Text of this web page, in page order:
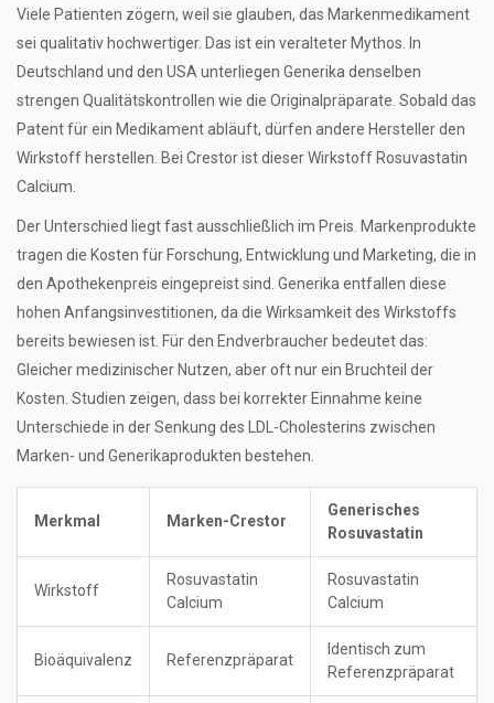
Viele Patienten zögern, weil sie glauben, das Markenmedikament
sei qualitativ hochwertiger. Das ist ein veralteter Mythos. In
Deutschland und den USA unterliegen Generika denselben
strengen Qualitätskontrollen wie die Originalpräparate. Sobald das
Patent für ein Medikament abläuft, dürfen andere Hersteller den
Wirkstoff herstellen. Bei Crestor ist dieser Wirkstoff Rosuvastatin
Calcium.
Der Unterschied liegt fast ausschließlich im Preis. Markenprodukte
tragen die Kosten für Forschung, Entwicklung und Marketing, die in
den Apothekenpreis eingepreist sind. Generika entfallen diese
hohen Anfangsinvestitionen, da die Wirksamkeit des Wirkstoffs
bereits bewiesen ist. Für den Endverbraucher bedeutet das:
Gleicher medizinischer Nutzen, aber oft nur ein Bruchteil der
Kosten. Studien zeigen, dass bei korrekter Einnahme keine
Unterschiede in der Senkung des LDL-Cholesterins zwischen
Marken- und Generikaprodukten bestehen.
Merkmal Marken-Crestor
Generisches
Rosuvastatin
Wirkstoff
Rosuvastatin
Calcium
Rosuvastatin
Calcium
Bioäquivalenz Referenzpräparat
Identisch zum
Referenzpräparat